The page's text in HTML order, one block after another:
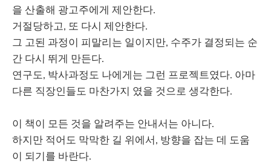
을 산출해 광고주에게 제안한다.
거절당하고, 또 다시 제안한다.
그 고된 과정이 피말리는 일이지만, 수주가 결정되는 순
간 다시 뛰게 만든다.
연구도, 박사과정도 나에게는 그런 프로젝트였다. 아마
다른 직장인들도 마찬가지 였을 것으로 생각한다.
이 책이 모든 것을 알려주는 안내서는 아니다.
하지만 적어도 막막한 길 위에서, 방향을 잡는 데 도움
이 되기를 바란다.